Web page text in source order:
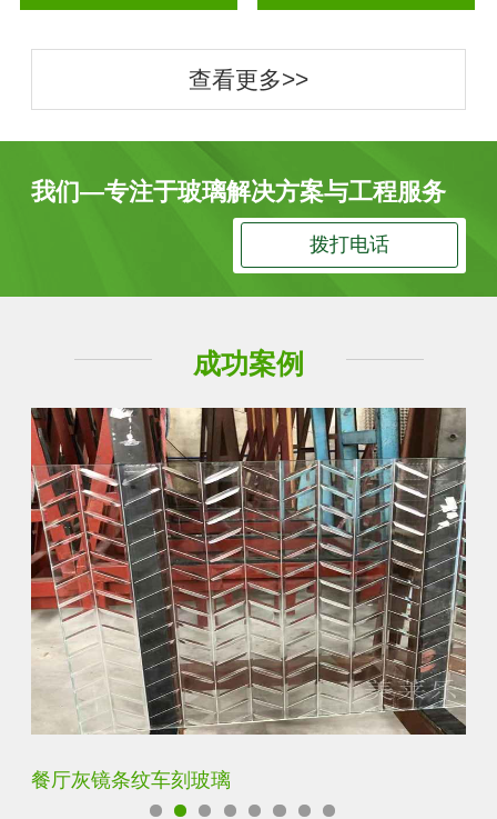
查看更多>>
我们—专注于玻璃解决方案与工程服务
拨打电话
成功案例
餐厅灰镜条纹车刻玻璃